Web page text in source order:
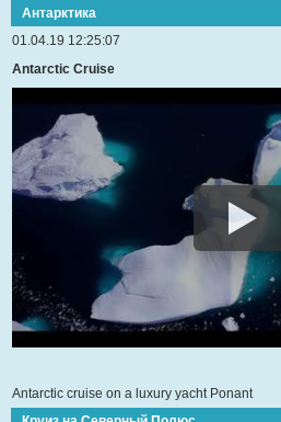
Антарктика
01.04.19 12:25:07
Antarctic Cruise
Antarctic cruise on a luxury yacht Ponant